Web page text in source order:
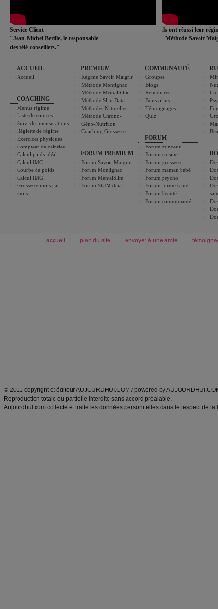
Service Client
"Jean-Michel Berille, le responsable
des télé-conseillers."
ils ont réussi leur
- Méthode Savoir
ACCUEIL
Accueil
COACHING
Menus régime
Liste de courses
Suivi des mensurations
Réglette de régime
Exercices physiques
Compteur de calories
Calcul poids idéal
Calcul IMC
Courbe de poids
Calcul IMG
Grossesse mois par
mois
PREMIUM
Régime Savoir Maigrir
Méthode Montignac
Méthode MentalSlim
Méthode Slim Data
Méthodes Naturelles
Méthode Chrono-
Géno-Nutrition
Coaching Grossesse
FORUM PREMIUM
Forum Savoir Maigrir
Forum Montignac
Forum MentalSlim
Forum SLIM data
COMMUNAUTÉ
Groupes
Blogs
Rencontres
Bons plans
Témoignages
Quiz
FORUM
Forum minceur
Forum cuisine
Forum grossesse
Forum maman bébé
Forum psycho
Forum forme santé
Forum beauté
Forum communauté
accueil plan du site envoyer à une amie
© 2011 copyright et éditeur AUJOURDHUI.COM / powered by
Reproduction totale ou partielle interdite sans accord préalable.
Aujourdhui.com collecte et traite les données personnelles dans le respect de